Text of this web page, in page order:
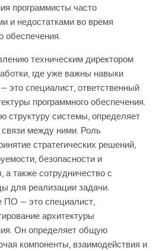
программисты часто
и недостатками во время
обеспечения.
техническим директором
где уже важны навыки
это специалист, ответственный
программного обеспечения.
структуру системы, определяет
между ними. Роль
стратегических решений,
безопасности и
также сотрудничество с
для реализации задачи.
ПО — это специалист,
архитектуры
Он определяет общую
компоненты, взаимодействия и